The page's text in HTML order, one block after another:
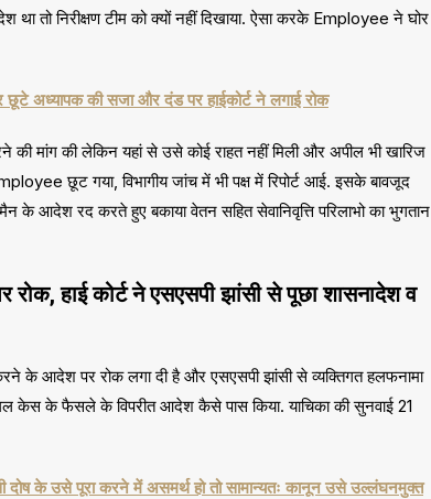
था तो निरीक्षण टीम को क्यों नहीं दिखाया. ऐसा करके Employee ने घोर
अध्यापक की सजा और दंड पर हाईकोर्ट ने लगाई रोक
मांग की लेकिन यहां से उसे कोई राहत नहीं मिली और अपील भी खारिज
छूट गया, विभागीय जांच में भी पक्ष में रिपोर्ट आई. इसके बावजूद
के आदेश रद करते हुए बकाया वेतन सहित सेवानिवृत्ति परिलाभो का भुगतान
हाई कोर्ट ने एसएसपी झांसी से पूछा शासनादेश व
करने के आदेश पर रोक लगा दी है और एसएसपी झांसी से व्यक्तिगत हलफनामा
केस के फैसले के विपरीत आदेश कैसे पास किया. याचिका की सुनवाई 21
दोष के उसे पूरा करने में असमर्थ हो तो सामान्यतः कानून उसे उल्लंघनमुक्त